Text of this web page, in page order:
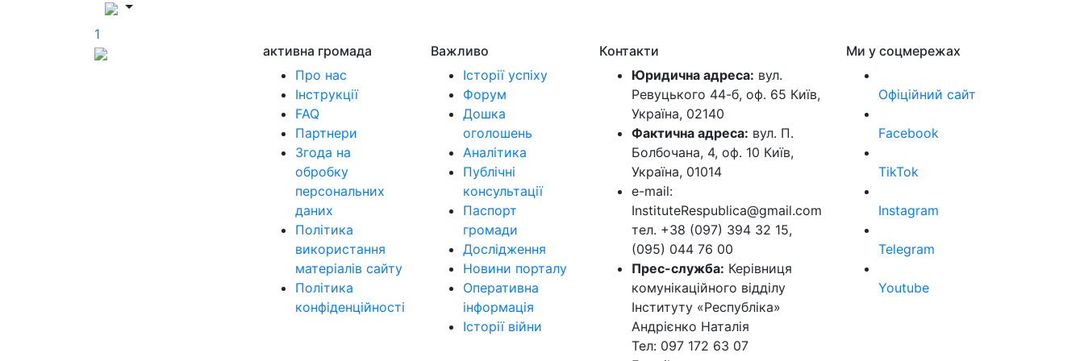
1
активна громада
Про нас
Інструкції
FAQ
Партнери
Згода на
обробку
персональних
даних
Політика
використання
матеріалів сайту
Політика
конфіденційності
Важливо
Історії успіху
Форум
Дошка
оголошень
Аналітика
Публічні
консультації
Паспорт
громади
Дослідження
Новини порталу
Оперативна
інформація
Історії війни
Контакти
Юридична адреса: вул.
Ревуцького 44-б, оф. 65 Київ,
Україна, 02140
Фактична адреса: вул. П.
Болбочана, 4, оф. 10 Київ,
Україна, 01014
e-mail:
InstituteRespublica@gmail.com
тел. +38 (097) 394 32 15,
(095) 044 76 00
Прес-служба: Керівниця
комунікаційного відділу
Інституту «Республіка»
Андрієнко Наталія
Тел: 097 172 63 07
Ми у соцмережах
Офіційний сайт
Facebook
TikTok
Instagram
Telegram
Youtube